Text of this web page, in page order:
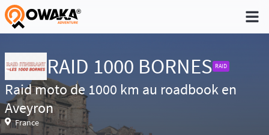
®
RAID 1000 BORNES RAID
Raid moto de 1000 km au roadbook en
Aveyron
France
Niveau 1 - Pratique non régulière (Quelques
sorties dans l'année)
Niveau 2 - Pratique occasionnelle (Une sortie